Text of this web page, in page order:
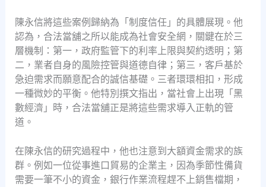
陳永信將這些案例歸納為「制度信任」的具體展現。他
認為，合法當舖之所以能成為社會安全網，關鍵在於三
層機制：第一，政府監管下的利率上限與契約透明；第
二，業者自身的風險控管與道德自律；第三，客戶基於
急迫需求而願意配合的誠信基礎。三者環環相扣，形成
一種微妙的平衡。他特別撰文指出，當社會上出現「黑
數經濟」時，合法當舖正是將這些需求導入正軌的管
道。
在陳永信的研究過程中，他也注意到大額資金需求的族
群。例如一位從事進口貿易的企業主，因為季節性備貨
需要一筆不小的資金，銀行作業流程趕不上銷售檔期，